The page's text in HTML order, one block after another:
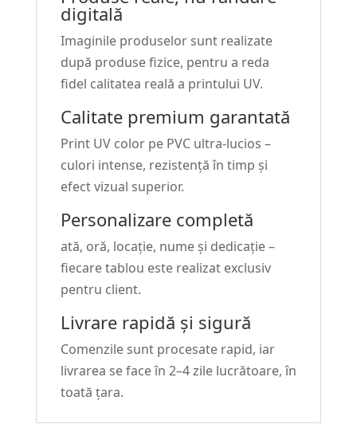
digitală
Imaginile produselor sunt realizate
după produse fizice, pentru a reda
fidel calitatea reală a printului UV.
Calitate premium garantată
Print UV color pe PVC ultra-lucios –
culori intense, rezistență în timp și
efect vizual superior.
Personalizare completă
ată, oră, locație, nume și dedicație –
fiecare tablou este realizat exclusiv
pentru client.
Livrare rapidă și sigură
Comenzile sunt procesate rapid, iar
livrarea se face în 2–4 zile lucrătoare, în
toată țara.